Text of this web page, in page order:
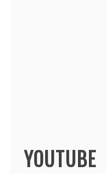
YOUTUBE